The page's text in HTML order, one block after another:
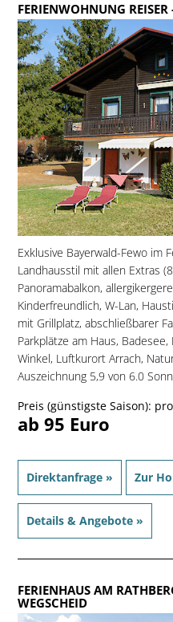
FERIENWOHNUNG REISER
Exklusive Bayerwald-Fewo im
Landhausstil mit allen Extras
Panoramabalkon,
Kinderfreundlich, W-Lan,
mit Grillplatz, abschließbarer
Parkplätze am Haus,
Winkel, Luftkurort Arrach,
Auszeichnung 5,9 von 6.0
Preis (günstigste Saison):
ab 95 Euro
Direktanfrage » Zur
Details & Angebote »
FERIENHAUS AM
WEGSCHEID